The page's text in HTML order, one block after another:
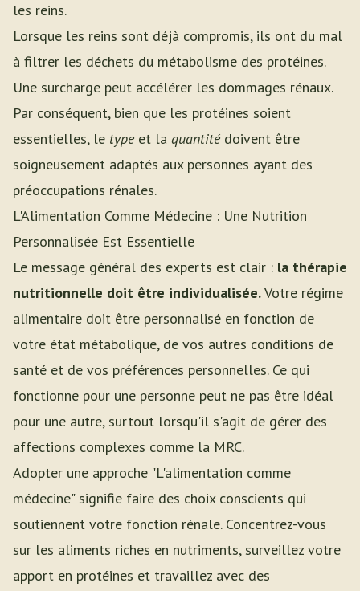
les reins.
Lorsque les reins sont déjà compromis, ils ont du mal
à filtrer les déchets du métabolisme des protéines.
Une surcharge peut accélérer les dommages rénaux.
Par conséquent, bien que les protéines soient
essentielles, le type et la quantité doivent être
soigneusement adaptés aux personnes ayant des
préoccupations rénales.
L'Alimentation Comme Médecine : Une Nutrition
Personnalisée Est Essentielle
Le message général des experts est clair : la thérapie
nutritionnelle doit être individualisée.Votre régime
alimentaire doit être personnalisé en fonction de
votre état métabolique, de vos autres conditions de
santé et de vos préférences personnelles. Ce qui
fonctionne pour une personne peut ne pas être idéal
pour une autre, surtout lorsqu'il s'agit de gérer des
affections complexes comme la MRC.
Adopter une approche "L'alimentation comme
médecine" signifie faire des choix conscients qui
soutiennent votre fonction rénale. Concentrez-vous
sur les aliments riches en nutriments, surveillez votre
apport en protéines et travaillez avec des